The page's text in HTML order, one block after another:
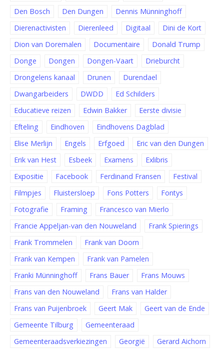
Den Bosch
Den Dungen
Dennis Münninghoff
Dierenactivisten
Dierenleed Digitaal
Dini de Kort
Dion van Doremalen
Documentaire
Donald Trump
Donge
Dongen Dongen-Vaart
Drieburcht
Drongelens kanaal
Drunen
Durendael
Dwangarbeiders
DWDD
Ed Schilders
Educatieve reizen
Edwin Bakker
Eerste divisie
Efteling
Eindhoven
Eindhovens Dagblad
Elise Merlijn
Engels Erfgoed
Eric van den Dungen
Erik van Hest
Esbeek Examens
Exlibris
Expositie
Facebook Ferdinand Fransen
Festival
Filmpjes
Fluistersloep Fons Potters
Fontys
Fotografie
Framing
Francesco van Mierlo
Francie Appeljan-van den Nouweland
Frank Spierings
Frank Trommelen
Frank van Doorn
Frank van Kempen
Frank van Pamelen
Franki Münninghoff
Frans Bauer
Frans Mouws
Frans van den Nouweland
Frans van Halder
Frans van Puijenbroek
Geert Mak
Geert van de Ende
Gemeente Tilburg
Gemeenteraad
Gemeenteraadsverkiezingen
Georgië
Gerard Aichorn